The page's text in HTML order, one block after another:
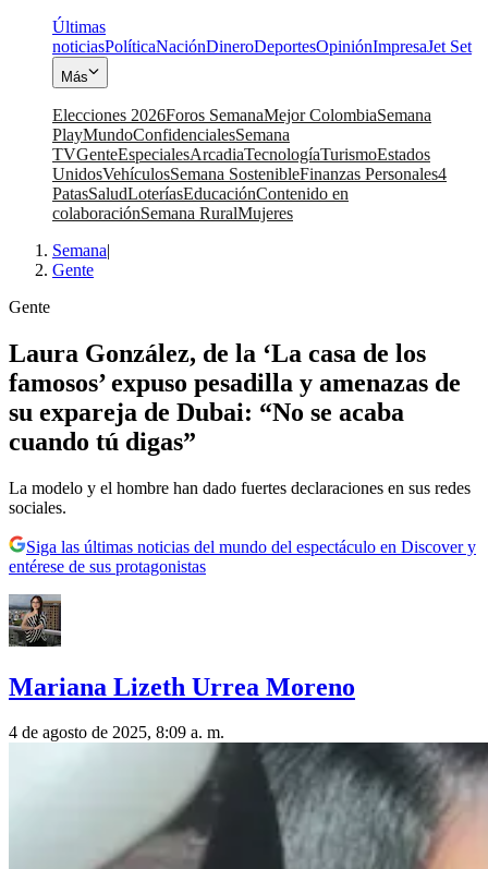
Últimas
noticiasPolíticaNaciónDineroDeportesOpiniónImpresaJet Set
Más
Elecciones 2026Foros SemanaMejor ColombiaSemana
PlayMundoConfidencialesSemana
TVGenteEspecialesArcadiaTecnologíaTurismoEstados
UnidosVehículosSemana SostenibleFinanzas Personales4
PatasSaludLoteríasEducaciónContenido en
colaboraciónSemana RuralMujeres
Semana|
Gente
Gente
Laura González, de la ‘La casa de los
famosos’ expuso pesadilla y amenazas de
su expareja de Dubai: “No se acaba
cuando tú digas”
La modelo y el hombre han dado fuertes declaraciones en sus redes
sociales.
Siga las últimas noticias del mundo del espectáculo en Discover y
entérese de sus protagonistas
Mariana Lizeth Urrea Moreno
4 de agosto de 2025, 8:09 a. m.